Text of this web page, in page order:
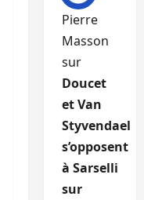
Pierre
Masson
sur
Doucet
et Van
Styvendael
s’opposent
à Sarselli
sur